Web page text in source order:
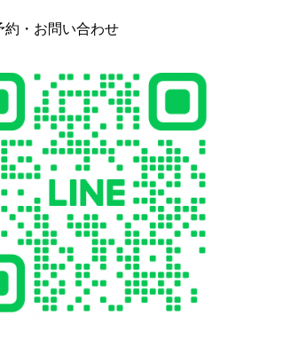
約・お問い合わせ